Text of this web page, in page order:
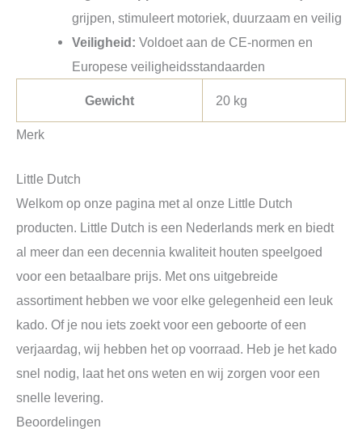
grijpen, stimuleert motoriek, duurzaam en veilig
Veiligheid: Voldoet aan de CE-normen en
Europese veiligheidsstandaarden
Gewicht 20 kg
Merk
Little Dutch
Welkom op onze pagina met al onze Little Dutch
producten. Little Dutch is een Nederlands merk en biedt
al meer dan een decennia kwaliteit houten speelgoed
voor een betaalbare prijs. Met ons uitgebreide
assortiment hebben we voor elke gelegenheid een leuk
kado. Of je nou iets zoekt voor een geboorte of een
verjaardag, wij hebben het op voorraad. Heb je het kado
snel nodig, laat het ons weten en wij zorgen voor een
snelle levering.
Beoordelingen